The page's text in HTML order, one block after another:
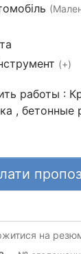
(+)
работы :
, бетонные
на